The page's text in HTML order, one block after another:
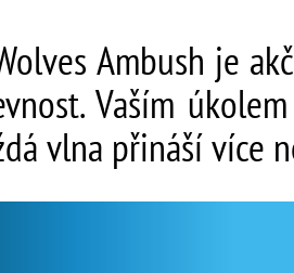
Ambush je
Vaším
vlna přináší více